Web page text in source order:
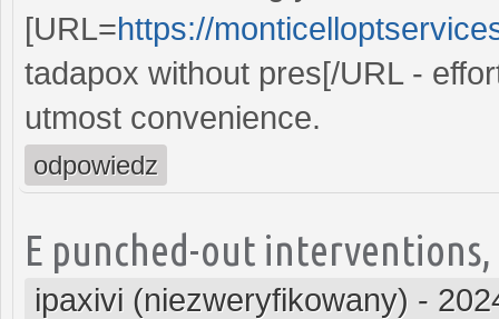
[URL=https://
tadapox without pres[/URL -
utmost convenience.
odpowiedz
E punched-out
ipaxivi (niezweryfikowany) -